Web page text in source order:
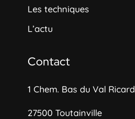
Les techniques
L’actu
Contact
1 Chem. Bas du Val Ricard
27500 Toutainville